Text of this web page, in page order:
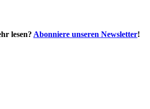
lesen? Abonniere unseren Newsletter!